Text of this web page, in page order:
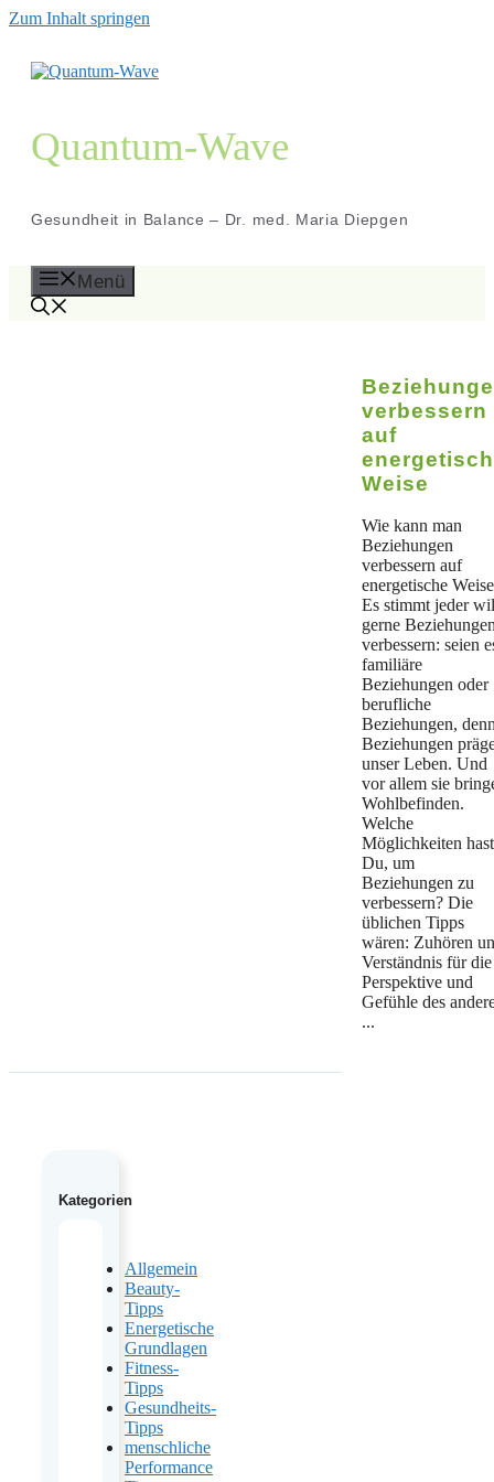
Zum Inhalt springen
Quantum-Wave
Gesundheit in Balance – Dr. med. Maria Diepgen
Menü
verbessern
auf
Weise
Wie kann man
Beziehungen
verbessern auf
energetische
Es stimmt jeder
gerne
verbessern: seien
familiäre
Beziehungen oder
berufliche
Beziehungen,
Beziehungen
unser Leben. Und
vor allem sie
Wohlbefinden.
Welche
Möglichkeiten hast
Du, um
Beziehungen zu
verbessern? Die
üblichen Tipps
wären: Zuhören
Verständnis für die
Perspektive und
Gefühle des
...
Kategorien
Allgemein
Beauty-
Tipps
Energetische
Grundlagen
Fitness-
Tipps
Gesundheits-
Tipps
menschliche
Performance